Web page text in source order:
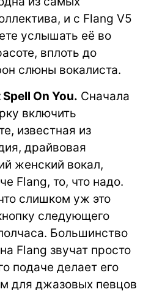
и с Flang V5
услышать её во
вплоть до
слюны вокалиста.
On You. Сначала
включить
известная из
драйвовая
женский вокал,
Flang, то, что надо.
слишком уж это
следующего
Большинство
Flang звучат просто
подаче делает его
для джазовых певцов